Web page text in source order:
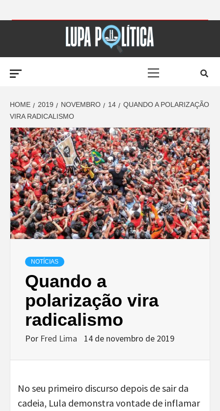
LUPA
POLÍTICA –
AMPLIANDO A
NOTÍCIA
HOME 2019 NOVEMBRO 14
QUANDO A POLARIZAÇÃO
VIRA RADICALISMO
NOTÍCIAS
Quando a
polarização vira
radicalismo
Por Fred Lima 14 de novembro de 2019
No seu primeiro discurso depois de sair da
cadeia, Lula demonstra vontade de inflamar